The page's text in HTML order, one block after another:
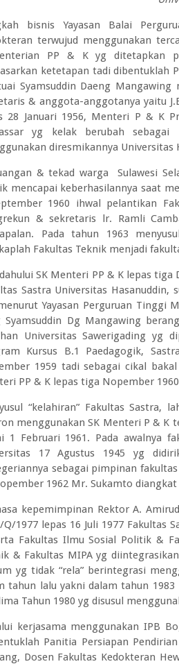
bisnis Yayasan Balai
terwujud menggunakan
PP & K yg ditetapkan
ketetapan tadi dibentuklah
Syamsuddin Daeng
& anggota-anggotanya yaitu
28 Januari 1956, Menteri P & K
yg kelak berubah sebagai
diresmikannya Universitas
& tekad warga Sulawesi
mencapai keberhasilannya saat
1960 ihwal pelantikan
& sekretaris lr. Ramli
Pada tahun 1963
Fakultas Teknik menjadi
SK Menteri PP & K lepas
Sastra Universitas Hasanuddin,
Yayasan Perguruan Tinggi
Syamsuddin Dg Mangawing
Universitas Sawerigading yg
Kursus B.1 Paedagogik,
1959 tadi sebagai cikal
PP & K lepas tiga Nopember
“kelahiran” Fakultas Sastra,
menggunakan SK Menteri P & K
1 Februari 1961. Pada awalnya
17 Agustus 1945 yg
sebagai pimpinan
1962 Mr. Sukamto
kepemimpinan Rektor A.
Q/1977 lepas 16 Juli 1977 Fakultas
Fakultas Ilmu Sosial Politik &
& Fakultas MIPA yg
yg tidak “rela” berintegrasi
tahun lalu yakni dalam tahun
Tahun 1980 yg disusul
kerjasama menggunakan IPB
Panitia Persiapan
Dosen Fakultas Kedokteran